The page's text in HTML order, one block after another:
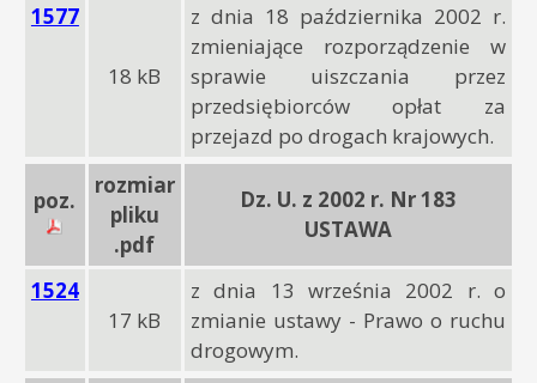
1577
18 kB
z dnia 18 października 2002 r.
zmieniające rozporządzenie w
sprawie uiszczania przez
przedsiębiorców opłat za
przejazd po drogach krajowych.
poz.
rozmiar
pliku
.pdf
Dz. U. z 2002 r. Nr 183
USTAWA
1524
17 kB
z dnia 13 września 2002 r. o
zmianie ustawy - Prawo o ruchu
drogowym.